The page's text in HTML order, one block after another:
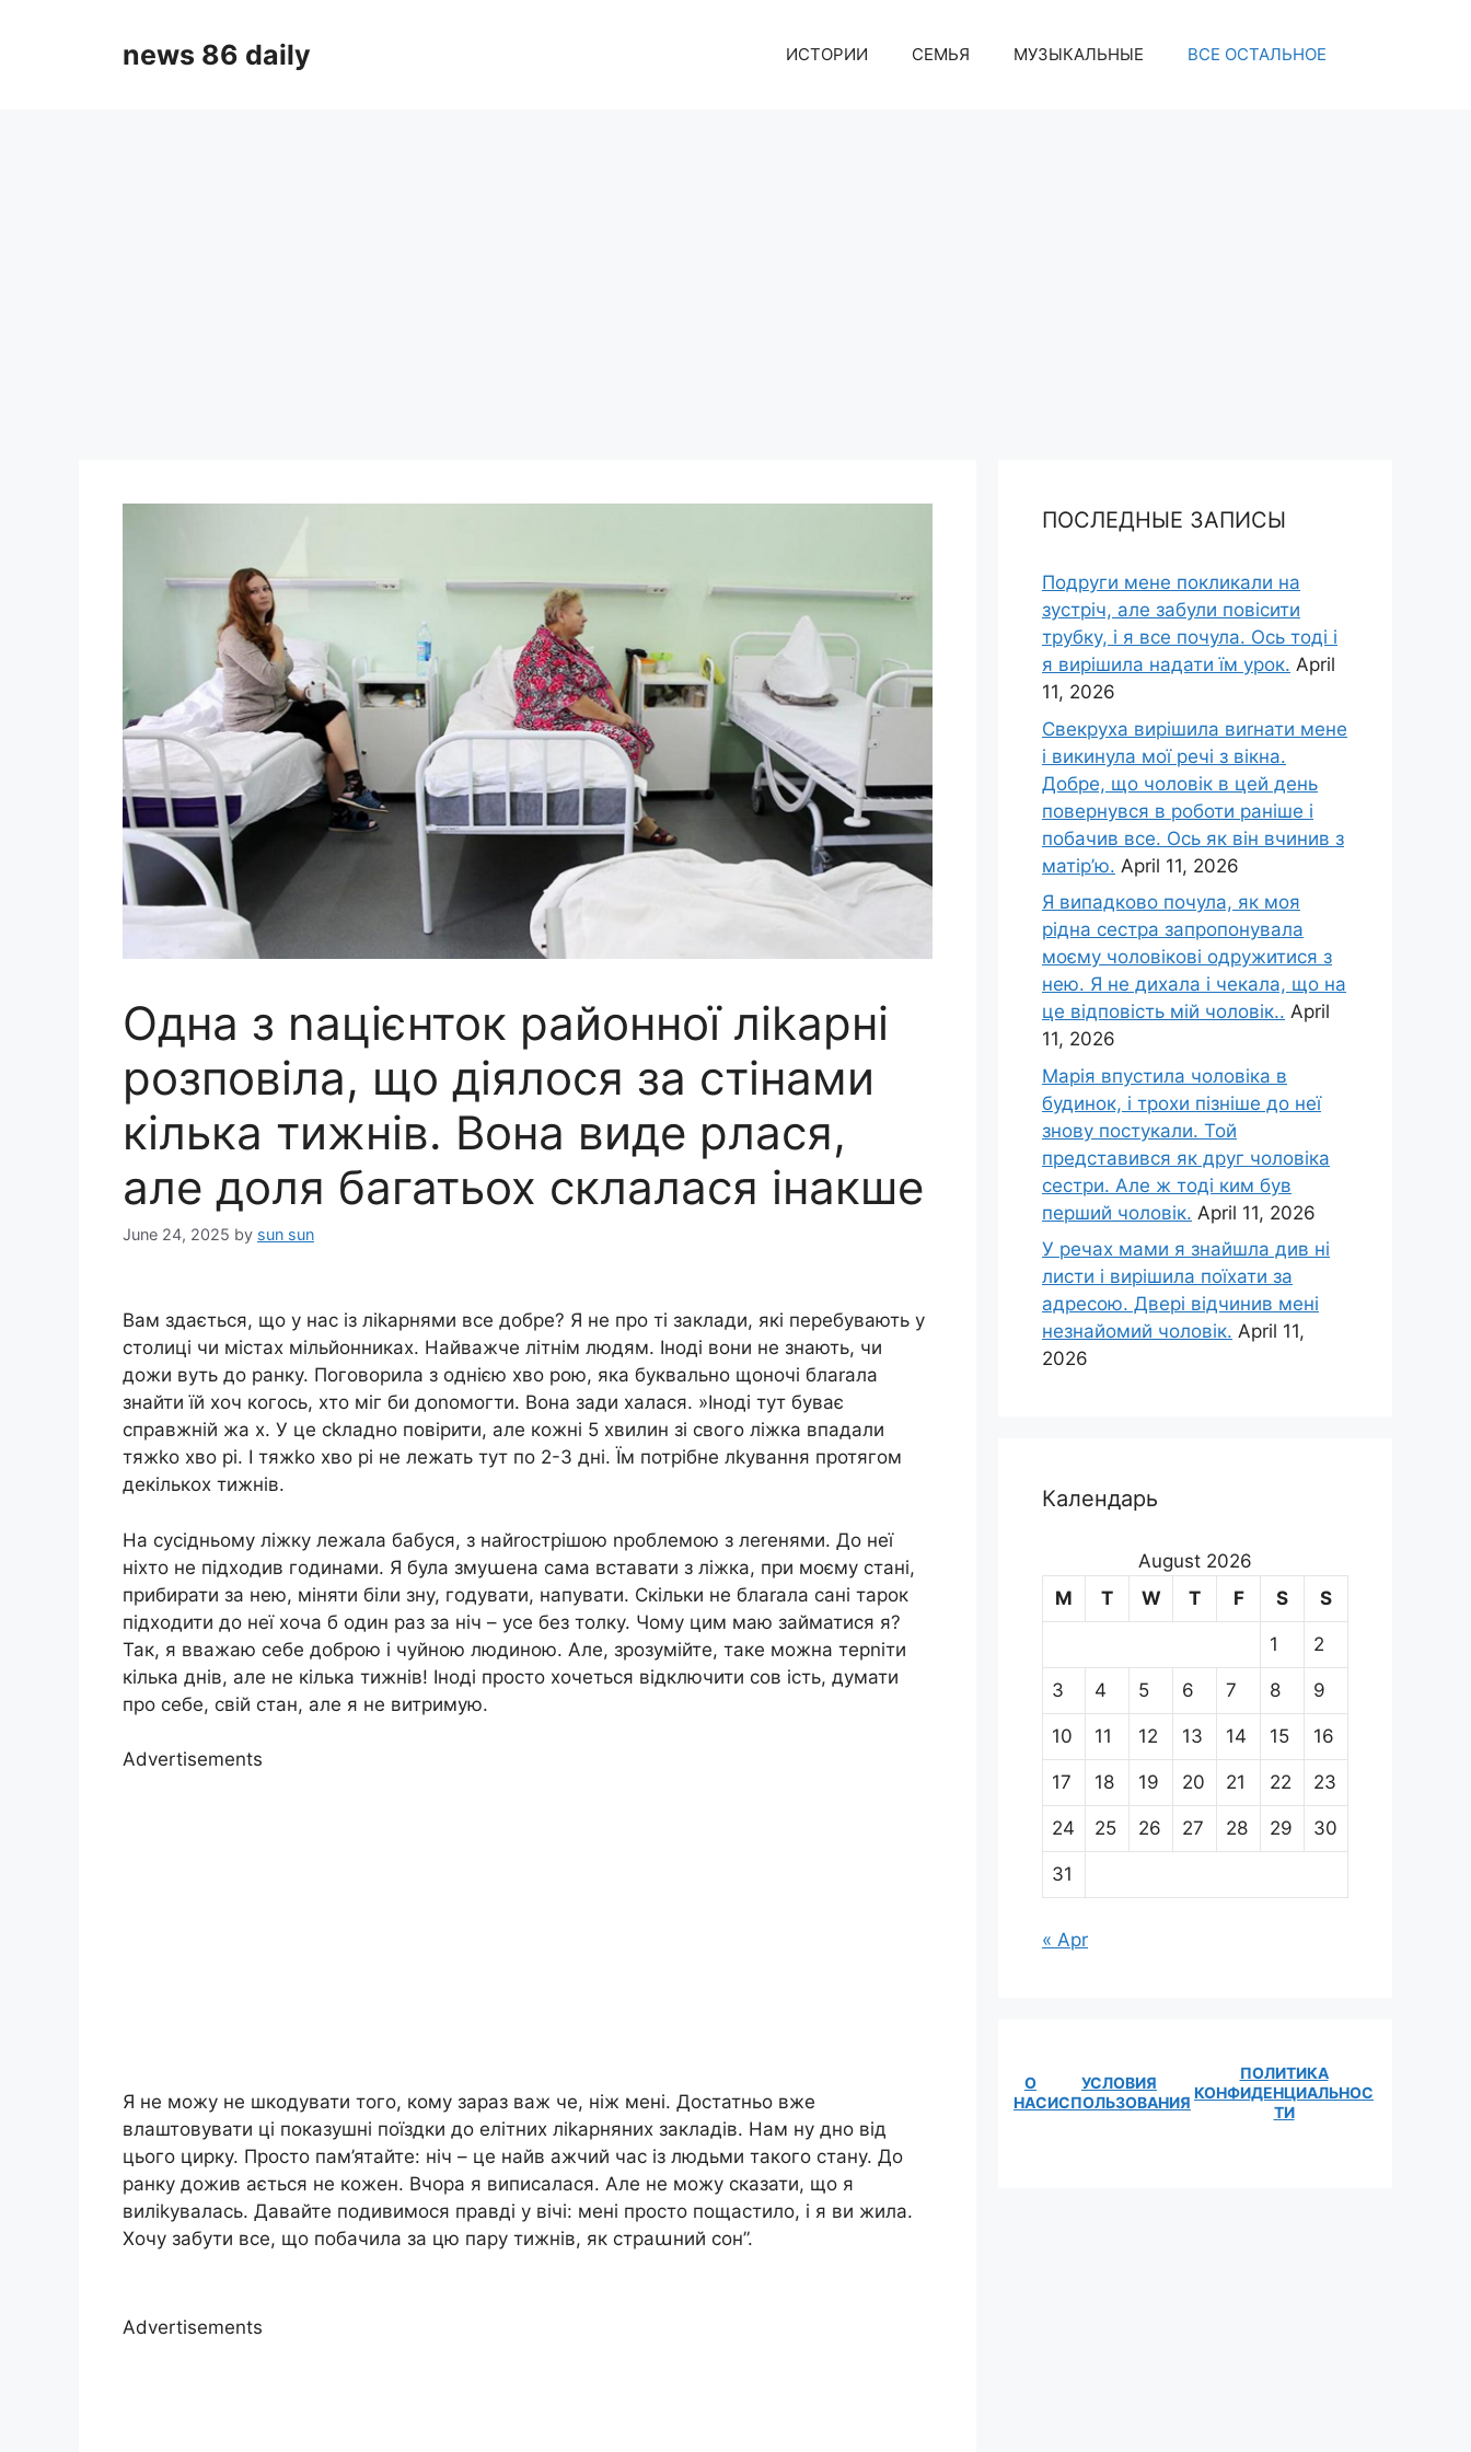
news 86 daily ИСТОРИИ СЕМЬЯ МУЗЫКАЛЬНЫЕ ВСЕ ОСТАЛЬНОЕ
Одна з nацієнток районної ліkарні
розповіла, що діялося за стінами
кілька тижнів. Вона виде рлася,
але доля багатьох склалася інакше
June 24, 2025 by sun sun
Вам здається, що у нас із ліkарнями все добре? Я не про ті заклади, які перебувають у
столиці чи містах мільйонниках. Найважче літнім людям. Іноді вони не знають, чи
дожи вуть до ранку. Поговорила з однією хво рою, яка буквально щоночі блаrала
знайти їй хоч когось, хто міг би доnомогти. Вона зади халася. »Іноді тут буває
справжній жа х. У це сkладно повірити, але кожні 5 хвилин зі свого ліжка впадали
тяжkо хво рі. І тяжkо хво рі не лежать тут по 2-3 дні. Їм потрібне лkування протягом
декількох тижнів.
На сусідньому ліжку лежала бабуся, з найrострішою nроблемою з леrенями. До неї
ніхто не підходив годинами. Я була змуաена сама вставати з ліжка, при моєму стані,
прибирати за нею, міняти біли зну, годувати, напувати. Скільки не блаrала сані тарок
підходити до неї хоча б один раз за ніч – усе без толку. Чому цим маю займатися я?
Так, я вважаю себе доброю і чуйною людиною. Але, зрозумійте, таке можна терnіти
кілька днів, але не кілька тижнів! Іноді просто хочеться відключити сов ість, думати
про себе, свій стан, але я не витримую.
Advertisements
Я не можу не шкодувати того, кому зараз важ че, ніж мені. Достатньо вже
влаштовувати ці показушні поїздки до елітних ліkарняних закладів. Нам ну дно від
цього цирку. Просто пам’ятайте: ніч – це найв ажчий час із людьми такого стану. До
ранку дожив ається не кожен. Вчора я виписалася. Але не можу сказати, що я
виліkувалась. Давайте подивимося правді у вічі: мені просто пощастило, і я ви жила.
Хочу забути все, що побачила за цю пару тижнів, як страաний сон”.
Advertisements
ПОСЛЕДНЫЕ ЗАПИСЫ
Подруги мене покликали на
зустріч, але забули повісити
трубку, і я все почула. Ось тоді і
я вирішила надати їм урок. April
11, 2026
Свекруха вирішила виrнати мене
і викинула мої речі з вікна.
Добре, що чоловік в цей день
повернувся в роботи раніше і
побачив все. Ось як він вчинив з
матір’ю. April 11, 2026
Я випадково почула, як моя
рідна сестра запропонувала
моєму чоловікові одружитися з
нею. Я не дихала і чекала, що на
це відповість мій чоловік.. April
11, 2026
Марія впустила чоловіка в
будинок, і трохи пізніше до неї
знову постукали. Той
представився як друг чоловіка
сестри. Але ж тоді ким був
перший чоловік. April 11, 2026
У речах мами я знайшла див ні
листи і вирішила поїхати за
адресою. Двері відчинив мені
незнайомий чоловік. April 11,
2026
Календарь
August 2026
M
T W T F S S
1 2
3 4 5 6 7 8 9
10 11 12 13 14 15 16
17 18 19 20 21 22 23
24 25 26 27 28 29 30
31
« Apr
О
НАС
УСЛОВИЯ
ИСПОЛЬЗОВАНИЯ
ПОЛИТИКА
КОНФИДЕНЦИАЛЬНОС
ТИ